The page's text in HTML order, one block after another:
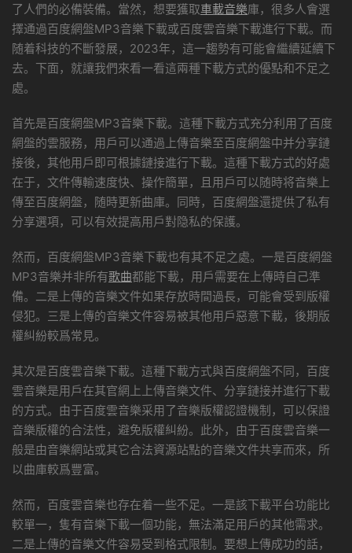
了人們的必備裝備。當然，想要獲取車載音樂庫，很多人會選
擇通過百度網盤MP3音樂下載或百度雲音樂下載進行下載。而
随着科技的不斷發展，2023年，這一趨勢有可能會繼續延續下
去。下面，就讓我們來看一看這兩種下載方式的優點和不足之
處。
首先是百度網盤MP3音樂下載。這種下載方式充分利用了百度
網盤的雲服務，用戶可以通過上傳音樂至百度網盤中并分享鏈
接後，其他用戶即可根據鏈接進行下載。這種下載方式的好處
在于，文件傳輸速度快、操作簡單，且用戶可以随時将音樂上
傳至百度網盤，随時更新曲庫。同時，百度網盤還提供了私有
分享選項，可以有效提高用戶對隐私的保護。
然而，百度網盤MP3音樂下載也有其不足之處。一是百度網盤
MP3音樂并非所有歌曲都能下載，用戶需要在上傳時自己準
備。二是上傳的音樂文件如果存放時間過長，可能會受到版權
侵犯。三是上傳的音樂文件容易被其他用戶惡意下載，後期版
權糾紛較爲常見。
其次是百度雲音樂下載。這種下載方式與百度網盤不同，百度
雲音樂是用戶在其官網上上傳音樂文件、分享鏈接并進行下載
的方式。由于百度雲音樂采用了音樂版權認證機制，可以保證
音樂版權的合法性，避免版權糾紛。此外，由于百度雲音樂一
般是由音樂網站或其它合法資源站點的音樂文件共享而來，所
以曲庫較爲豐富。
然而，百度雲音樂也存在着一些不足。一是該下載平台功能比
較單一，隻有音樂下載一個功能，無法滿足用戶的其他需求。
二是上傳的音樂文件容易受到格式限制。要想上傳成功的話，